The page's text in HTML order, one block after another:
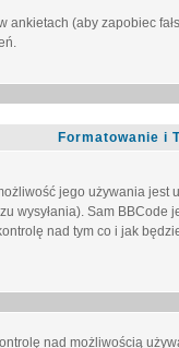
ankietach (aby zapobiec
Formatowanie i
jego używania
wysyłania). Sam
nad tym co i jak
nad możliwością